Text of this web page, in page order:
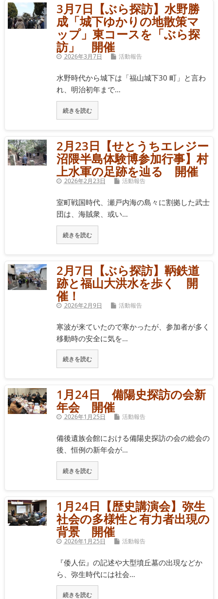
3月7日【ぶら探訪】水野勝
成「城下ゆかりの地散策マ
ップ」東コースを「ぶら探
訪」 開催
2026年3月7日 活動報告
水野時代から城下は「福山城下30 町」と言わ
れ、明治初年まで…
続きを読む
2月23日【せとうちエレジー
沼隈半島体験博参加行事】村
上水軍の足跡を辿る 開催
2026年2月23日 活動報告
室町戦国時代、瀬戸内海の島々に割拠した武士
団は、海賊衆、或い…
続きを読む
2月7日【ぶら探訪】鞆鉄道
跡と福山大洪水を歩く 開
催！
2026年2月9日 活動報告
寒波が来ていたので寒かったが、参加者が多く
移動時の安全に気を…
続きを読む
1月24日 備陽史探訪の会新
年会 開催
2026年1月25日 活動報告
備後遺族会館における備陽史探訪の会の総会の
後、恒例の新年会が…
続きを読む
1月24日【歴史講演会】弥生
社会の多様性と有力者出現の
背景 開催
2026年1月25日 活動報告
『倭人伝』の記述や大型墳丘墓の出現などか
ら、弥生時代には社会…
続きを読む